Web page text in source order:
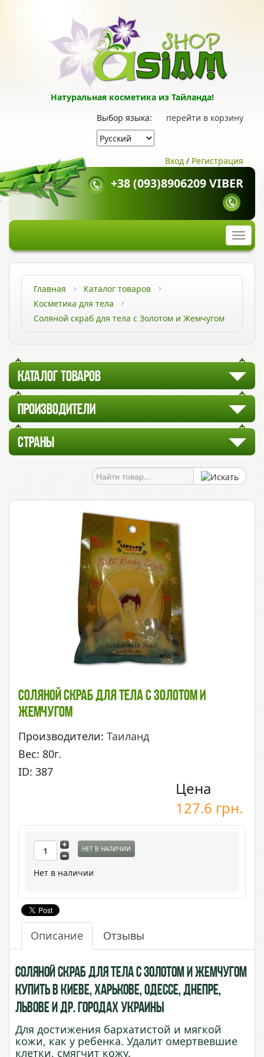
Натуральная косметика из Тайланда!
перейти в корзину
Выбор языка:
Вход / Регистрация
+38 (093)8906209 VIBER
Главная
Каталог товаров
Косметика для тела
Соляной скраб для тела с Золотом и Жемчугом
КАТАЛОГ ТОВАРОВ
ПРОИЗВОДИТЕЛИ
СТРАНЫ
Соляной Скраб Для Тела С Золотом И
Жемчугом
Производители: Таиланд
Вес: 80г.
ID: 387
Цена
127.6 грн.
НЕТ В НАЛИЧИИ
Нет в наличии
Описание Отзывы
Соляной скраб для тела с Золотом и Жемчугом
купить в Киеве, Харькове, Одессе, Днепре,
Львове и др. городах Украины
Для достижения бархатистой и мягкой
кожи, как у ребенка. Удалит омертвевшие
клетки, смягчит кожу.